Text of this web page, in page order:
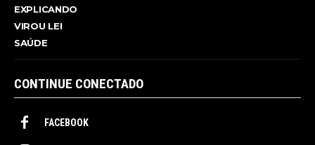
EXPLICANDO
VIROU LEI
SAÚDE
CONTINUE CONECTADO
FACEBOOK